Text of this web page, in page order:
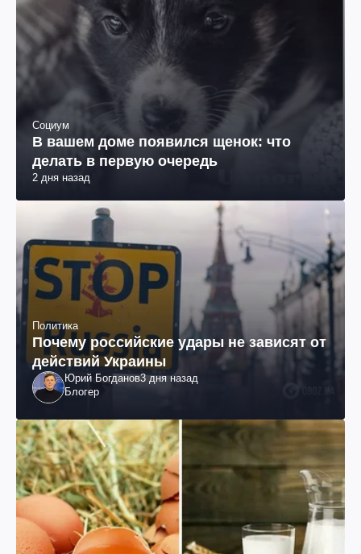
Социум
В вашем доме появился щенок: что
делать в первую очередь
2 дня назад
Политика
Почему российские удары не зависят от
действий Украины
Юрий Богданов3 дня назад
Блогер